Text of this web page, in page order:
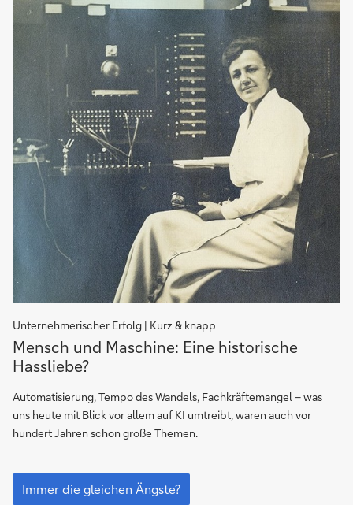
zu
halluzinieren.“
Unternehmerischer Erfolg | Kurz & knapp
Wie
wir
früher
gearbeitet
haben
–
Nöte
einst
Mensch und Maschine: Eine historische
Hassliebe?
Automatisierung, Tempo des Wandels, Fachkräftemangel – was
uns heute mit Blick vor allem auf KI umtreibt, waren auch vor
hundert Jahren schon große Themen.
Wie
wir
Immer die gleichen Ängste?